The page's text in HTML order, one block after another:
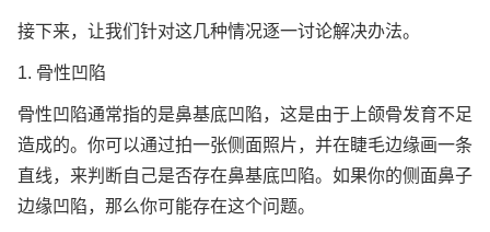
接下来，让我们针对这几种情况逐一讨论解决办法。
1. 骨性凹陷
骨性凹陷通常指的是鼻基底凹陷，这是由于上颌骨发育不足
造成的。你可以通过拍一张侧面照片，并在睫毛边缘画一条
直线，来判断自己是否存在鼻基底凹陷。如果你的侧面鼻子
边缘凹陷，那么你可能存在这个问题。